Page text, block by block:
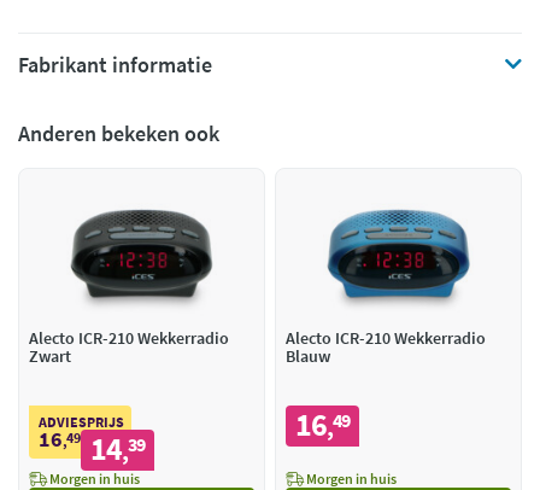
Fabrikant informatie
Anderen bekeken ook
Alecto ICR-210 Wekkerradio
Zwart
ADVIESPRIJS
16,49 14,39
Morgen in huis
Alecto ICR-210 Wekkerradio
Blauw
16,49
Morgen in huis